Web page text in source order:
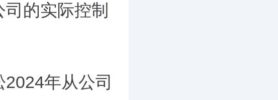
的实际控制
年从公司